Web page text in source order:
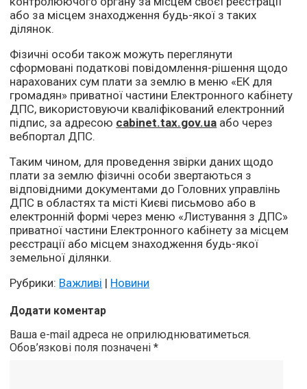
або за місцем знаходження будь-якої з таких
ділянок.
Фізичні особи також можуть переглянути
сформовані податкові повідомлення-рішення щодо
нарахованих сум плати за землю в меню «ЕК для
громадян» приватної частини Електронного кабінету
ДПС, використовуючи кваліфікований електронний
підпис, за адресою cabinet.tax.gov.ua або через
вебпортал ДПС.
Таким чином, для проведення звірки даних щодо
плати за землю фізичні особи звертаються з
відповідними документами до Головних управлінь
ДПС в областях та місті Києві письмово або в
електронній формі через меню «Листування з ДПС»
приватної частини Електронного кабінету за місцем
реєстрації або місцем знаходження будь-якої
земельної ділянки.
Рубрики: Важливі | Новини
Додати коментар
Ваша e-mail адреса не оприлюднюватиметься.
Обов’язкові поля позначені*